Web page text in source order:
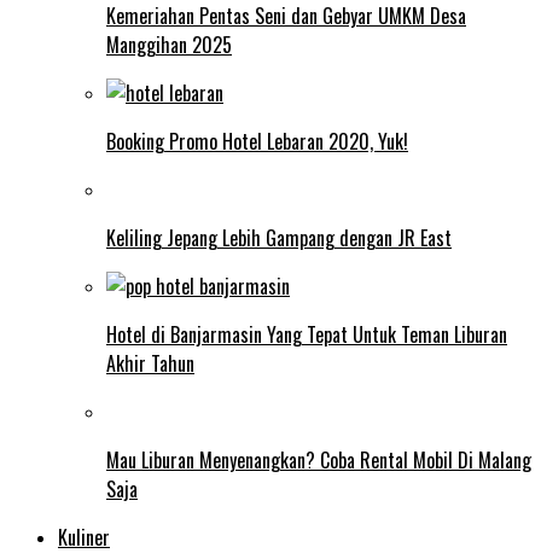
Kemeriahan Pentas Seni dan Gebyar UMKM Desa
Manggihan 2025
Booking Promo Hotel Lebaran 2020, Yuk!
Keliling Jepang Lebih Gampang dengan JR East
Hotel di Banjarmasin Yang Tepat Untuk Teman Liburan
Akhir Tahun
Mau Liburan Menyenangkan? Coba Rental Mobil Di Malang
Saja
Kuliner